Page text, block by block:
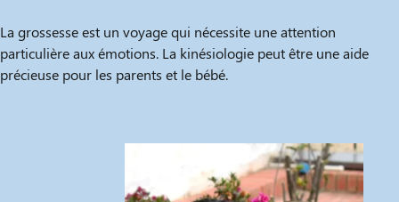
La grossesse est un voyage qui nécessite une attention
particulière aux émotions. La kinésiologie peut être une aide
précieuse pour les parents et le bébé.